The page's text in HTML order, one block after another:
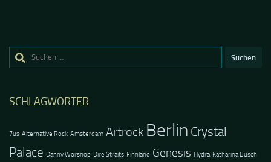
Suchen
SCHLAGWÖRTER
7us Alternative Rock Amsterdam Artrock Berlin Crystal
Palace Danny Worsnop Dire Straits Finnland Genesis Hydra Katharina Busch